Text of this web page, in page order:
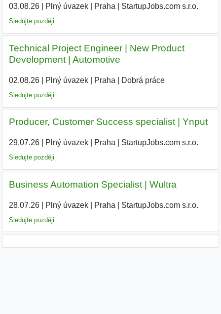
03.08.26| Plný úvazek| Praha StartupJobs.com s.r.o.
Sledujte později
Technical Project Engineer | New Product
Development | Automotive
02.08.26| Plný úvazek| Praha Dobrá práce
Sledujte později
Producer, Customer Success specialist | Ynput
29.07.26| Plný úvazek| Praha StartupJobs.com s.r.o.
Sledujte později
Business Automation Specialist | Wultra
28.07.26| Plný úvazek| Praha StartupJobs.com s.r.o.
Sledujte později